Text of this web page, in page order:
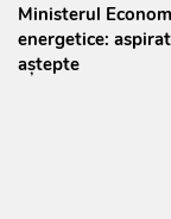
Ministerul
energetice:
aștepte